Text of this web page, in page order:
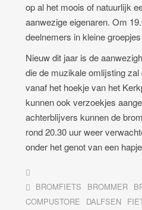
op al het moois of natuurlijk
aanwezige eigenaren. Om
deelnemers in kleine
Nieuw dit jaar is de
die de muzikale omlijsting
vanaf het hoekje van het
kunnen ook verzoekjes
achterblijvers kunnen de
rond 20.30 uur weer
onder het genot van een
BROMFIETS BROMMER
COMPUSTORE
DALFSEN